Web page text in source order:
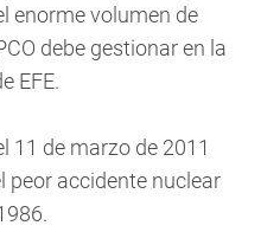
enorme volumen de
debe gestionar en la
EFE.
11 de marzo de 2011
peor accidente nuclear